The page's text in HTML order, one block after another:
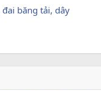
đai băng tải, dây